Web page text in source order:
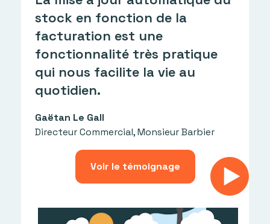
stock en fonction de la
facturation est une
fonctionnalité très pratique
qui nous facilite la vie au
quotidien.
Gaëtan Le Gall
Directeur Commercial, Monsieur Barbier
Voir le témoignage